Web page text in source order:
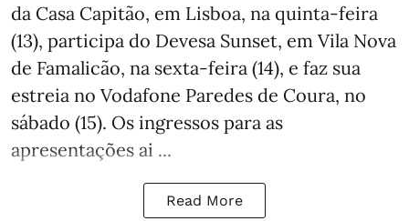
da Casa Capitão, em Lisboa, na quinta-feira
(13), participa do Devesa Sunset, em Vila Nova
de Famalicão, na sexta-feira (14), e faz sua
estreia no Vodafone Paredes de Coura, no
sábado (15). Os ingressos para as
apresentações ai ...
Read More